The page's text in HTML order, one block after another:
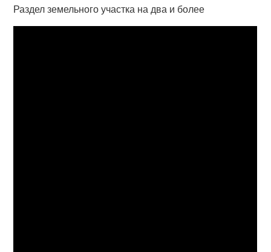
Раздел земельного участка на два и более